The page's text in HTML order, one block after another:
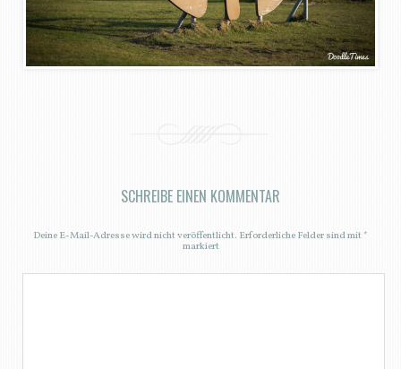
SCHREIBE EINEN KOMMENTAR
Deine E-Mail-Adresse wird nicht veröffentlicht. Erforderliche Felder sind mit*
markiert